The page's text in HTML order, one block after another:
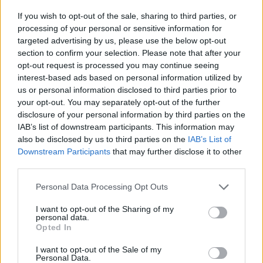
If you wish to opt-out of the sale, sharing to third parties, or
processing of your personal or sensitive information for
targeted advertising by us, please use the below opt-out
section to confirm your selection. Please note that after your
opt-out request is processed you may continue seeing
interest-based ads based on personal information utilized by
us or personal information disclosed to third parties prior to
your opt-out. You may separately opt-out of the further
disclosure of your personal information by third parties on the
IAB’s list of downstream participants. This information may
also be disclosed by us to third parties on the IAB’s List of
Downstream Participants that may further disclose it to other
Please note that this website/app uses one or more Google
not limited to your visit or usage behaviour. You may click to
grant or deny consent to Google and its third-party tags to
use your data for below specified purposes in below Google
consent section.
Personal Data Processing Opt Outs
I want to opt-out of the Sharing of my
personal data.
Opted In
I want to opt-out of the Sale of my
Personal Data.
A döntés azért lehet érdekes a személyes adat
fogalmának vizsgálata kapcsán, mert az adat
személyes adat jellegének a meghatározásáhozaz
adatokhoz hozzáférő személyek rendelkezésére
álló módszerek vizsgálatának fontosságát
hangsúlyozza, amely teret engedhet a személyes
adatok körének olyan szűkítő(bb) értelmezésének,
amely alapján egy adat attól függően minősülhet
személyes adatnak, hogy a hozzáférő személy képes
lehet-e (rendelkezhet-e megfelelő módszerrel) az
Természetesen arra a kérdésre a Bíróság friss
figyelembe vehető módszerek körét vizsgálva, hol
kell meghúzni a határt, azaz az
bekezdés ésBreyer-ügy) alatt mit kell pontosan